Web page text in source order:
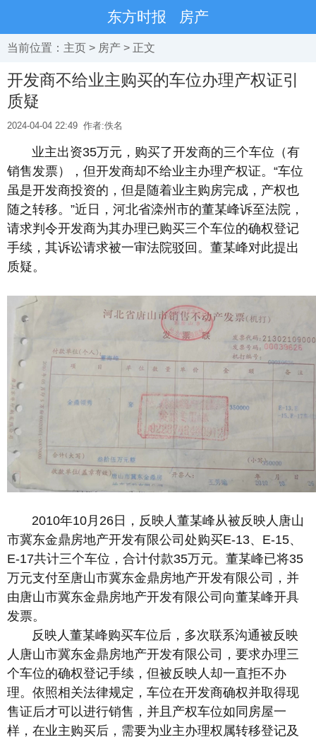
东方时报 房产
当前位置： 主页 > 房产 > 正文
开发商不给业主购买的车位办理产权证引
质疑
2024-04-04 22:49 作者:佚名
业主出资35万元，购买了开发商的三个车位（有
销售发票），但开发商却不给业主办理产权证。“车位
虽是开发商投资的，但是随着业主购房完成，产权也
随之转移。”近日，河北省滦州市的董某峰诉至法院，
请求判令开发商为其办理已购买三个车位的确权登记
手续，其诉讼请求被一审法院驳回。董某峰对此提出
质疑。
2010年10月26日，反映人董某峰从被反映人唐山
市冀东金鼎房地产开发有限公司处购买E-13、E-15、
E-17共计三个车位，合计付款35万元。董某峰已将35
万元支付至唐山市冀东金鼎房地产开发有限公司，并
由唐山市冀东金鼎房地产开发有限公司向董某峰开具
发票。
反映人董某峰购买车位后，多次联系沟通被反映
人唐山市冀东金鼎房地产开发有限公司，要求办理三
个车位的确权登记手续，但被反映人却一直拒不办
理。依照相关法律规定，车位在开发商确权并取得现
售证后才可以进行销售，并且产权车位如同房屋一
样，在业主购买后，需要为业主办理权属转移登记及